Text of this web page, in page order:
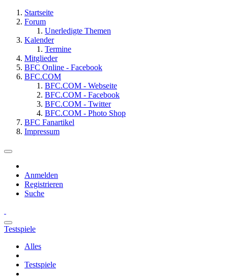
Startseite
Forum
Unerledigte Themen
Kalender
Termine
Mitglieder
BFC Online - Facebook
BFC.COM
BFC.COM - Webseite
BFC.COM - Facebook
BFC.COM - Twitter
BFC.COM - Photo Shop
BFC Fanartikel
Impressum
Anmelden
Registrieren
Suche
Testspiele
Alles
Testspiele